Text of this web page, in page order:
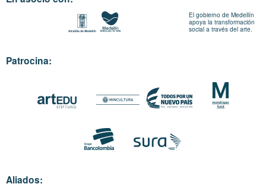
El gobierno de Medellín
apoya la transformación
social a través del arte.
Patrocina:
Aliados: